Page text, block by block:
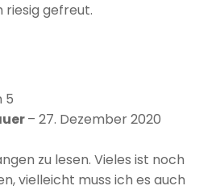
riesig gefreut.
5
– 27. Dezember 2020
zu lesen. Vieles ist noch
vielleicht muss ich es auch